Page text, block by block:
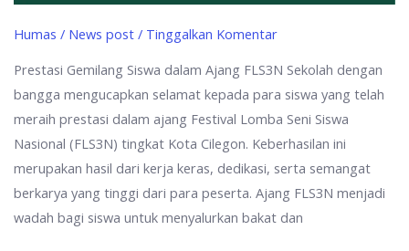
Humas / News post/ Tinggalkan Komentar
Prestasi Gemilang Siswa dalam Ajang FLS3N Sekolah dengan
bangga mengucapkan selamat kepada para siswa yang telah
meraih prestasi dalam ajang Festival Lomba Seni Siswa
Nasional (FLS3N) tingkat Kota Cilegon. Keberhasilan ini
merupakan hasil dari kerja keras, dedikasi, serta semangat
berkarya yang tinggi dari para peserta. Ajang FLS3N menjadi
wadah bagi siswa untuk menyalurkan bakat dan